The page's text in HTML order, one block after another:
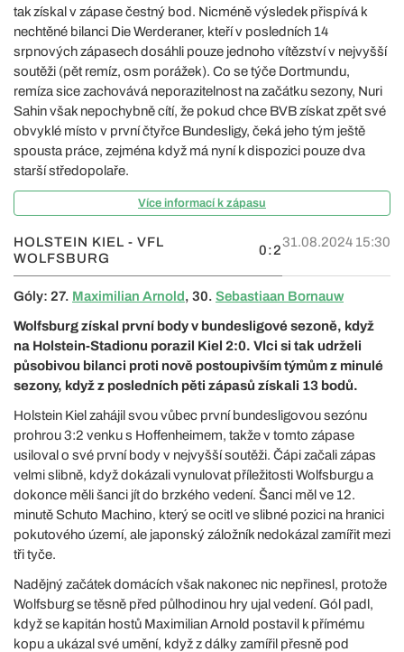
tak získal v zápase čestný bod. Nicméně výsledek přispívá k
nechtěné bilanci Die Werderaner, kteří v posledních 14
srpnových zápasech dosáhli pouze jednoho vítězství v nejvyšší
soutěži (pět remíz, osm porážek). Co se týče Dortmundu,
remíza sice zachovává neporazitelnost na začátku sezony, Nuri
Sahin však nepochybně cítí, že pokud chce BVB získat zpět své
obvyklé místo v první čtyřce Bundesligy, čeká jeho tým ještě
spousta práce, zejména když má nyní k dispozici pouze dva
starší středopolaře.
Více informací k zápasu
HOLSTEIN KIEL - VFL
WOLFSBURG
0:2
31.08.2024 15:30
Góly: 27. Maximilian Arnold, 30. Sebastiaan Bornauw
Wolfsburg získal první body v bundesligové sezoně, když
na Holstein-Stadionu porazil Kiel 2:0. Vlci si tak udrželi
působivou bilanci proti nově postoupivším týmům z minulé
sezony, když z posledních pěti zápasů získali 13 bodů.
Holstein Kiel zahájil svou vůbec první bundesligovou sezónu
prohrou 3:2 venku s Hoffenheimem, takže v tomto zápase
usiloval o své první body v nejvyšší soutěži. Čápi začali zápas
velmi slibně, když dokázali vynulovat příležitosti Wolfsburgu a
dokonce měli šanci jít do brzkého vedení. Šanci měl ve 12.
minutě Schuto Machino, který se ocitl ve slibné pozici na hranici
pokutového území, ale japonský záložník nedokázal zamířit mezi
tři tyče.
Nadějný začátek domácích však nakonec nic nepřinesl, protože
Wolfsburg se těsně před půlhodinou hry ujal vedení. Gól padl,
když se kapitán hostů Maximilian Arnold postavil k přímému
kopu a ukázal své umění, když z dálky zamířil přesně pod